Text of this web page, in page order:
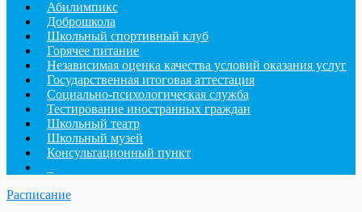
Абилимпикс
Доброшкола
Школьный спортивный клуб
Горячее питание
Независимая оценка качества условий оказания услуг
Государственная итоговая аттестация
Социально-психологическая служба
Тестирование иностранных граждан
Школьный театр
Школьный музей
Консультационный пункт
Расписание